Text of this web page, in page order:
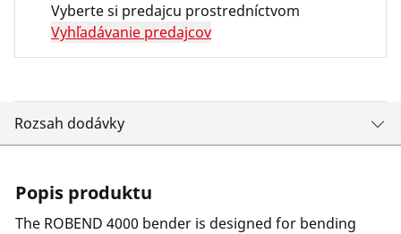
Vyberte si predajcu prostredníctvom
Vyhľadávanie predajcov
Rozsah dodávky
Popis produktu
The ROBEND 4000 bender is designed for bending